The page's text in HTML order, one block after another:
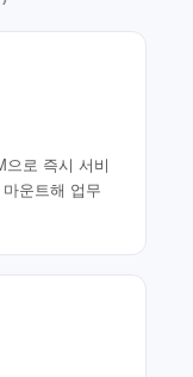
으로 즉시 서비
운트해 업무